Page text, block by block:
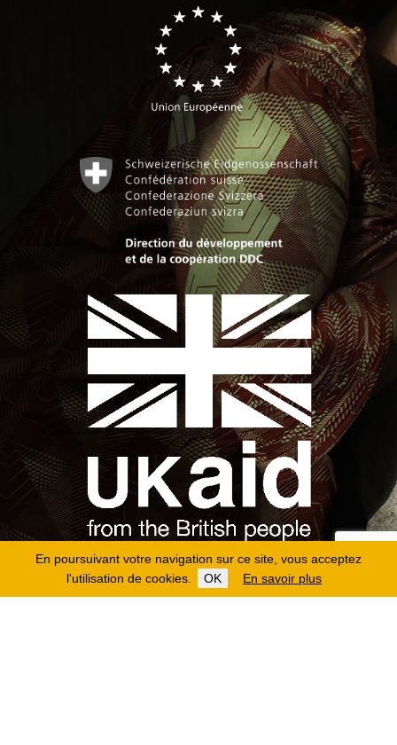
En poursuivant votre navigation sur ce site, vous acceptez
l'utilisation de cookies.
OK En savoir plus